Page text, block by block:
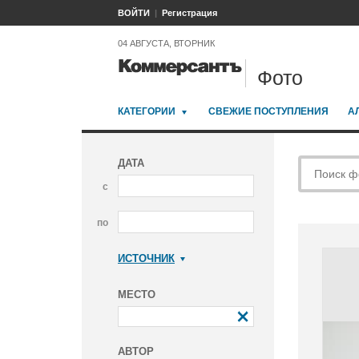
ВОЙТИ Регистрация
04 АВГУСТА, ВТОРНИК
Фото
КАТЕГОРИИ СВЕЖИЕ ПОСТУПЛЕНИЯ
ДАТА
с
по
ИСТОЧНИК
МЕСТО
АВТОР